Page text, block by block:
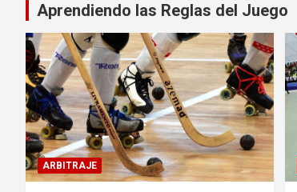
Aprendiendo las Reglas del Juego
ARBITRAJE